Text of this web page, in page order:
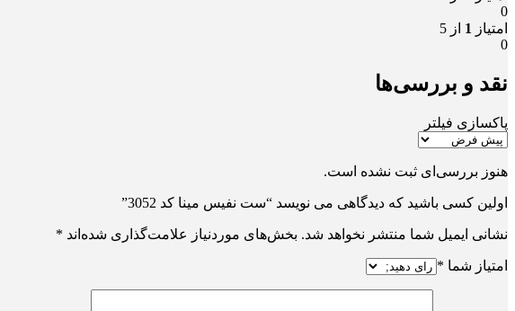
0
امتیاز 1 از 5
0
نقد و بررسی‌ها
پاکسازی فیلتر
هنوز بررسی‌ای ثبت نشده است.
اولین کسی باشید که دیدگاهی می نویسد “ست نفیس مینا کد 3052”
نشانی ایمیل شما منتشر نخواهد شد. بخش‌های موردنیاز علامت‌گذاری شده‌اند *
امتیاز شما *